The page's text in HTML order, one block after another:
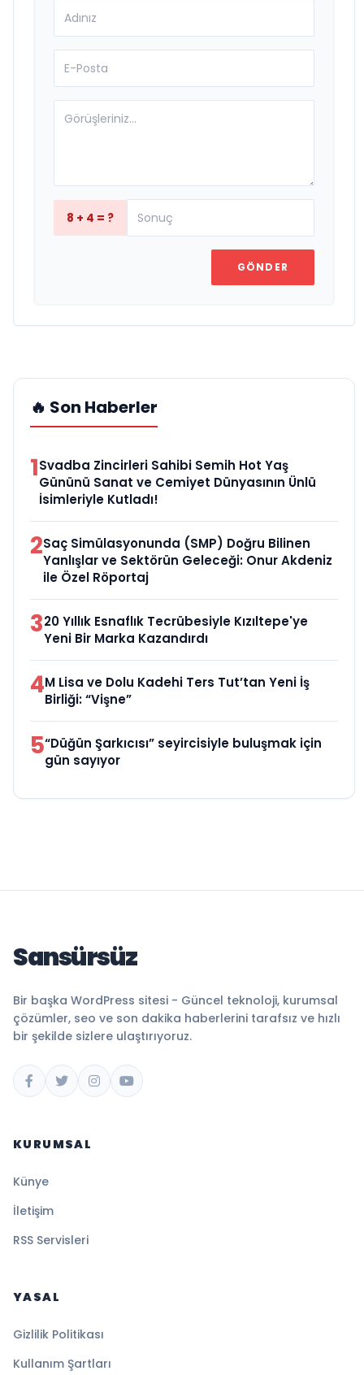
8 + 4 = ?
GÖNDER
🔥 Son Haberler
1Svadba Zincirleri Sahibi Semih Hot Yaş
Gününü Sanat ve Cemiyet Dünyasının Ünlü
İsimleriyle Kutladı!
2Saç Simülasyonunda (SMP) Doğru Bilinen
Yanlışlar ve Sektörün Geleceği: Onur Akdeniz
ile Özel Röportaj
320 Yıllık Esnaflık Tecrübesiyle Kızıltepe'ye
Yeni Bir Marka Kazandırdı
4M Lisa ve Dolu Kadehi Ters Tut’tan Yeni İş
Birliği: “Vişne”
5“Düğün Şarkıcısı” seyircisiyle buluşmak için
gün sayıyor
Sansürsüz
Bir başka WordPress sitesi - Güncel teknoloji, kurumsal
çözümler, seo ve son dakika haberlerini tarafsız ve hızlı
bir şekilde sizlere ulaştırıyoruz.
KURUMSAL
Künye
İletişim
RSS Servisleri
YASAL
Gizlilik Politikası
Kullanım Şartları